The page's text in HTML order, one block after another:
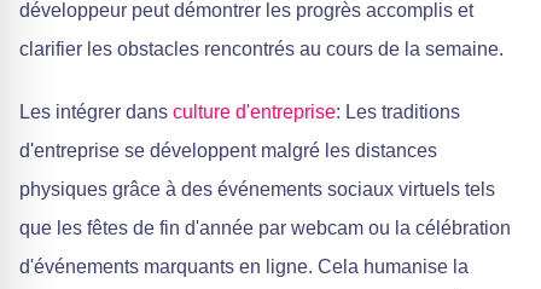
développeur peut démontrer les progrès accomplis et
clarifier les obstacles rencontrés au cours de la semaine.
Les intégrer dans culture d'entreprise: Les traditions
d'entreprise se développent malgré les distances
physiques grâce à des événements sociaux virtuels tels
que les fêtes de fin d'année par webcam ou la célébration
d'événements marquants en ligne. Cela humanise la